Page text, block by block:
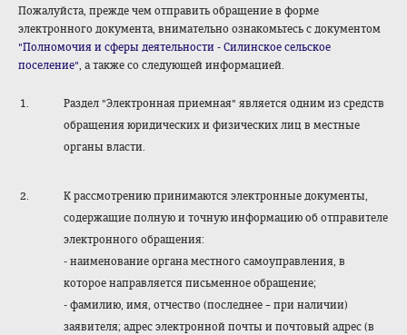
Пожалуйста, прежде чем отправить обращение в форме
электронного документа, внимательно ознакомьтесь с документом
"Полномочия и сферы деятельности - Силинское сельское
поселение", а также со следующей информацией.
Раздел "Электронная приемная" является одним из средств
обращения юридических и физических лиц в местные
органы власти.
К рассмотрению принимаются электронные документы,
содержащие полную и точную информацию об отправителе
электронного обращения:
- наименование органа местного самоуправления, в
которое направляется письменное обращение;
- фамилию, имя, отчество (последнее – при наличии)
заявителя; адрес электронной почты и почтовый адрес (в